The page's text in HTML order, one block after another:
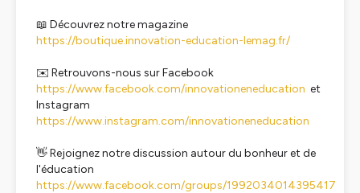
📖 Découvrez notre magazine
https://boutique.innovation-education-lemag.fr/
✉️ Retrouvons-nous sur Facebook
https://www.facebook.com/innovationeneducation et
Instagram
https://www.instagram.com/innovationeneducation
👋 Rejoignez notre discussion autour du bonheur et de
l'éducation
https://www.facebook.com/groups/1992034014395417